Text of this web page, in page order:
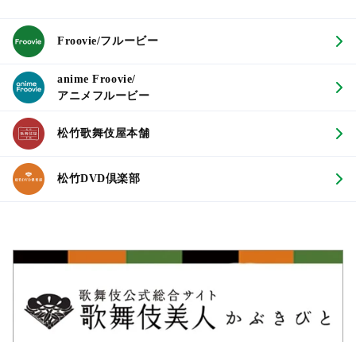
Froovie/フルービー
anime Froovie/
アニメフルービー
松竹歌舞伎屋本舗
松竹DVD倶楽部